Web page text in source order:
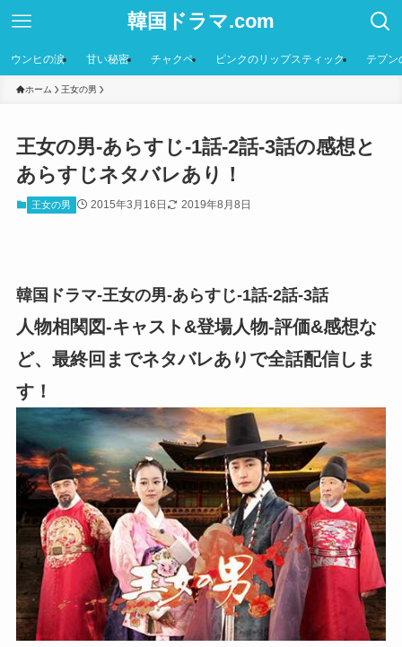
韓国ドラマ.com
ウンヒの涙 甘い秘密 チャクペ ピンクのリップスティック テプン
ホーム 王女の男
王女の男-あらすじ-1話-2話-3話の感想と
あらすじネタバレあり！
王女の男 2015年3月16日 2019年8月8日
韓国ドラマ-王女の男-あらすじ-1話-2話-3話
人物相関図-キャスト&登場人物-評価&感想な
ど、最終回までネタバレありで全話配信しま
す！